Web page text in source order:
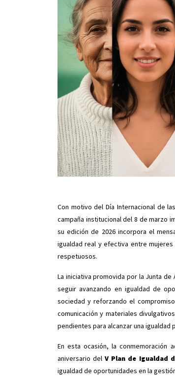
Con motivo del Día Internacional de
campaña institucional del 8 de marzo
su edición de 2026 incorpora el
igualdad real y efectiva entre
respetuosos.
La iniciativa promovida por la Junta
seguir avanzando en igualdad de
sociedad y reforzando el
comunicación y materiales
pendientes para alcanzar una igualdad
En esta ocasión, la conmemoración
aniversario delV Plan de Igualdad
igualdad de oportunidades en la